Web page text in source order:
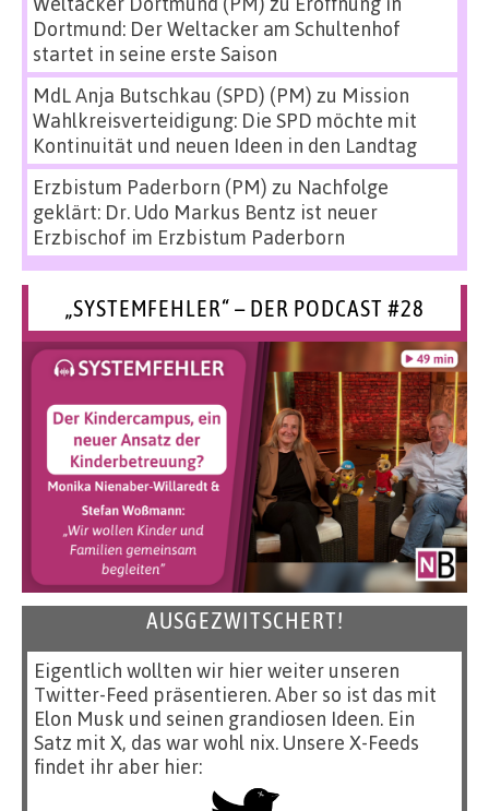
Dortmund: Der Weltacker am Schultenhof
startet in seine erste Saison
MdL Anja Butschkau (SPD) (PM) zu Mission
Wahlkreisverteidigung: Die SPD möchte mit
Kontinuität und neuen Ideen in den Landtag
Erzbistum Paderborn (PM) zu Nachfolge
geklärt: Dr. Udo Markus Bentz ist neuer
Erzbischof im Erzbistum Paderborn
„SYSTEMFEHLER“ – DER PODCAST #28
AUSGEZWITSCHERT!
Eigentlich wollten wir hier weiter unseren
Twitter-Feed präsentieren. Aber so ist das mit
Elon Musk und seinen grandiosen Ideen. Ein
Satz mit X, das war wohl nix. Unsere X-Feeds
findet ihr aber hier: